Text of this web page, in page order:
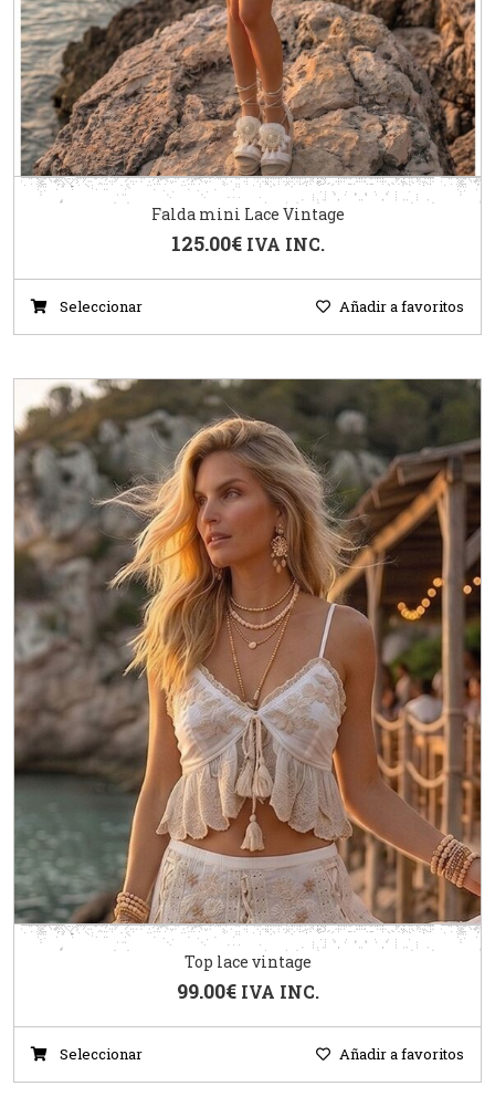
Falda mini Lace Vintage
125.00€ IVA INC.
Seleccionar Añadir a favoritos
Top lace vintage
99.00€ IVA INC.
Seleccionar Añadir a favoritos